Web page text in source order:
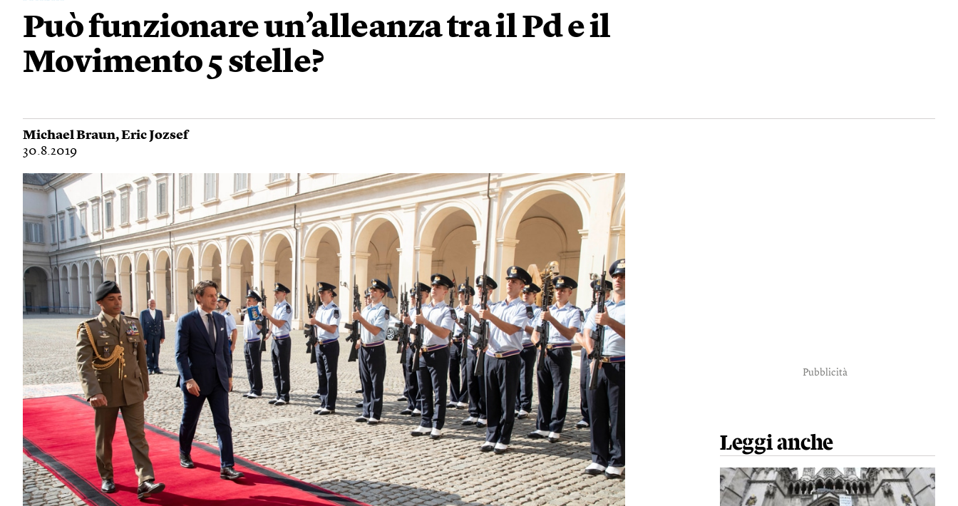
Può funzionare un’alleanza tra il Pd e il
Movimento 5 stelle?
Michael Braun,Eric Jozsef
30.8.2019
Pubblicità
Leggi anche